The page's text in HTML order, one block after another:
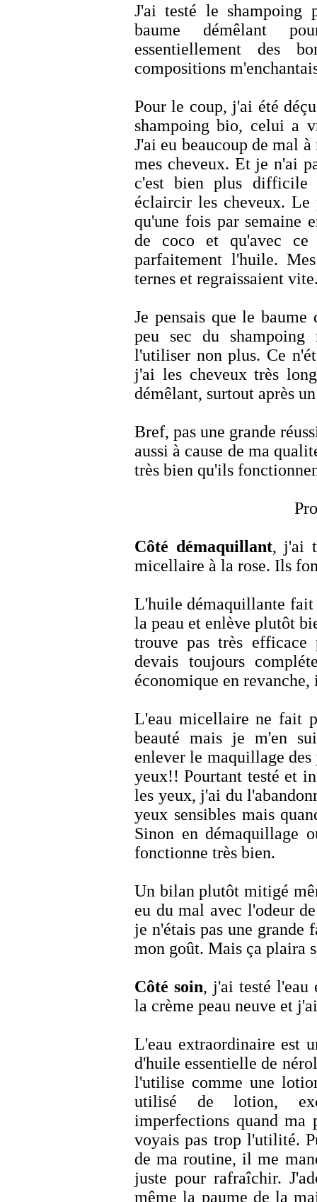
J'ai testé le shampoing
baume démêlant
essentiellement des
compositions
Pour le coup, j'ai été
shampoing bio, celui a
J'ai eu beaucoup de mal
mes cheveux. Et je n'ai
c'est bien plus difficile
éclaircir les cheveux. Le
qu'une fois par semaine
de coco et qu'avec ce
parfaitement l'huile.
ternes et regraissaient
Je pensais que le
peu sec du
l'utiliser non plus. Ce
j'ai les cheveux très
démêlant, surtout après
Bref, pas une grande
aussi à cause de ma
très bien qu'ils
Côté démaquillant, j'ai
micellaire à la rose. Ils
L'huile démaquillante fait
la peau et enlève plutôt
trouve pas très
devais toujours
économique en
L'eau micellaire ne fait
beauté mais je m'en
enlever le maquillage
yeux!! Pourtant testé et
les yeux, j'ai du
yeux sensibles mais
Sinon en démaquillage
fonctionne très bien.
Un bilan plutôt mitigé
eu du mal avec l'odeur
je n'étais pas une
mon goût. Mais ça plaira
Côté soin, j'ai testé l'eau
la crème peau neuve et
L'eau extraordinaire est
d'huile essentielle de
l'utilise comme une
utilisé de lotion,
imperfections quand ma
voyais pas trop l'utilité.
de ma routine, il me
juste pour rafraîchir.
même la paume de la